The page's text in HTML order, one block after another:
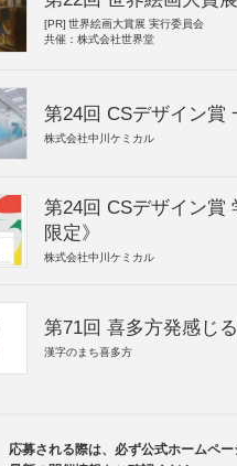
[PR] 世界絵画大賞展 実行委員会
共催：株式会社世界堂
第24回 CSデザイン賞
株式会社中川ケミカル
第24回 CSデザイン賞
限定》
株式会社中川ケミカル
第71回 喜多方発感じ
漢字のまち喜多方
応募される際は、必ず公式ホームペー